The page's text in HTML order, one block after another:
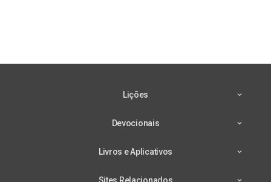
Lições
Devocionais
Livros e Aplicativos
Sites Relacionados